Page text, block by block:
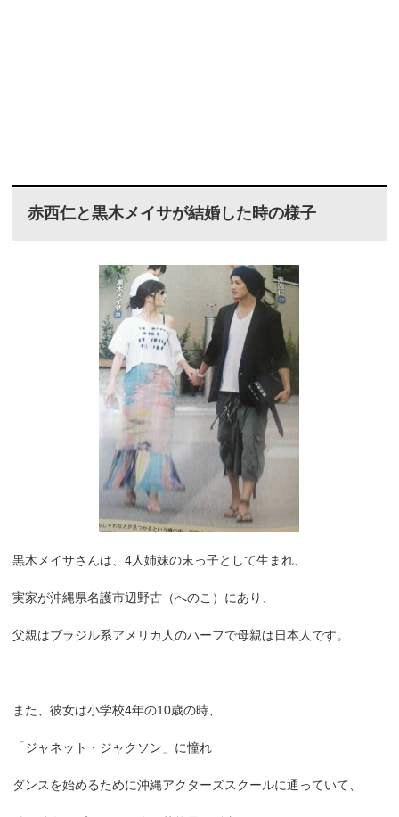
赤西仁と黒木メイサが結婚した時の様子
黒木メイサさんは、4人姉妹の末っ子として生まれ、
実家が沖縄県名護市辺野古（へのこ）にあり、
父親はブラジル系アメリカ人のハーフで母親は日本人です。
また、彼女は小学校4年の10歳の時、
「ジャネット・ジャクソン」に憧れ
ダンスを始めるために沖縄アクターズスクールに通っていて、